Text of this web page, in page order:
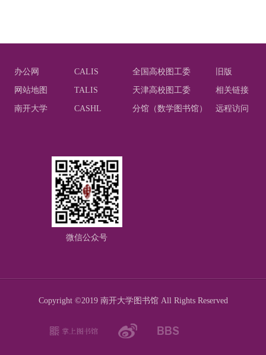
办公网 CALIS 全国高校图工委 旧版
网站地图 TALIS 天津高校图工委 相关链接
南开大学 CASHL 分馆（数学图书馆） 远程访问
微信公众号
Copyright ©2019 南开大学图书馆 All Rights Reserved